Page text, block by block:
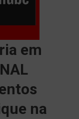
em
na